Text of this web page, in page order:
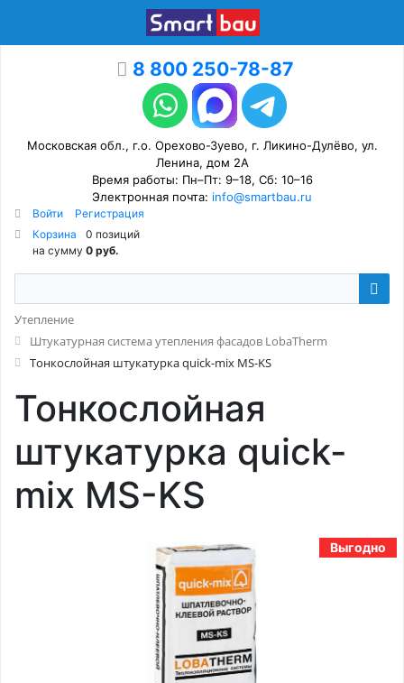
8 800 250-78-87
Московская обл., г.о. Орехово-Зуево, г. Ликино-Дулёво, ул.
Ленина, дом 2А
Время работы: Пн–Пт: 9–18, Сб: 10–16
Электронная почта: info@smartbau.ru
Войти
Регистрация
Корзина
0 позиций
на сумму 0 руб.
Утепление
Штукатурная система утепления фасадов LobaTherm
Тонкослойная штукатурка quick-mix MS-KS
Тонкослойная
штукатурка quick-
mix MS-KS
Выгодно